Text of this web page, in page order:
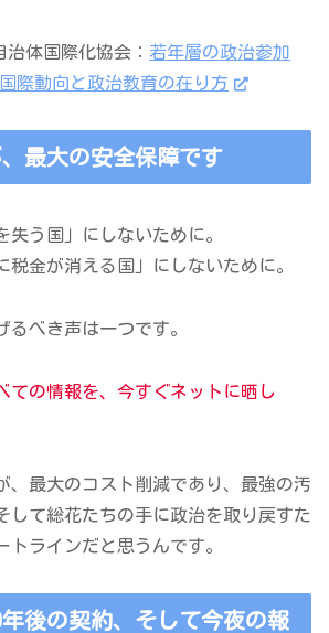
治体国際化協会：若年層の政治参加
際動向と政治教育の在り方
最大の安全保障です
失う国」にしないために。
税金が消える国」にしないために。
るべき声は一つです。
ての情報を、今すぐネットに晒し
、最大のコスト削減であり、最強の汚
して総花たちの手に政治を取り戻すた
トラインだと思うんです。
年後の契約、そして今夜の報